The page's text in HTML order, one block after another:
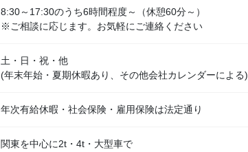
8:30～17:30のうち6時間程度～（休憩60分～）
※ご相談に応じます。お気軽にご連絡ください
土・日・祝・他
(年末年始・夏期休暇あり、その他会社カレンダーによる)
年次有給休暇・社会保険・雇用保険は法定通り
関東を中心に2t・4t・大型車で